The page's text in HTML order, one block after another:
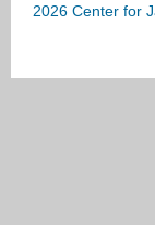
2026 Center for